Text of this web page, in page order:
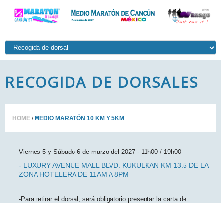
RECOGIDA DE DORSALES
HOME MEDIO MARATÓN 10 KM Y 5KM
Viernes 5 y Sábado 6 de marzo del 2027 - 11h00 / 19h00
- LUXURY AVENUE MALL BLVD. KUKULKAN KM 13.5 DE LA
ZONA HOTELERA DE 11AM A 8PM
-Para retirar el dorsal, será obligatorio presentar la carta de